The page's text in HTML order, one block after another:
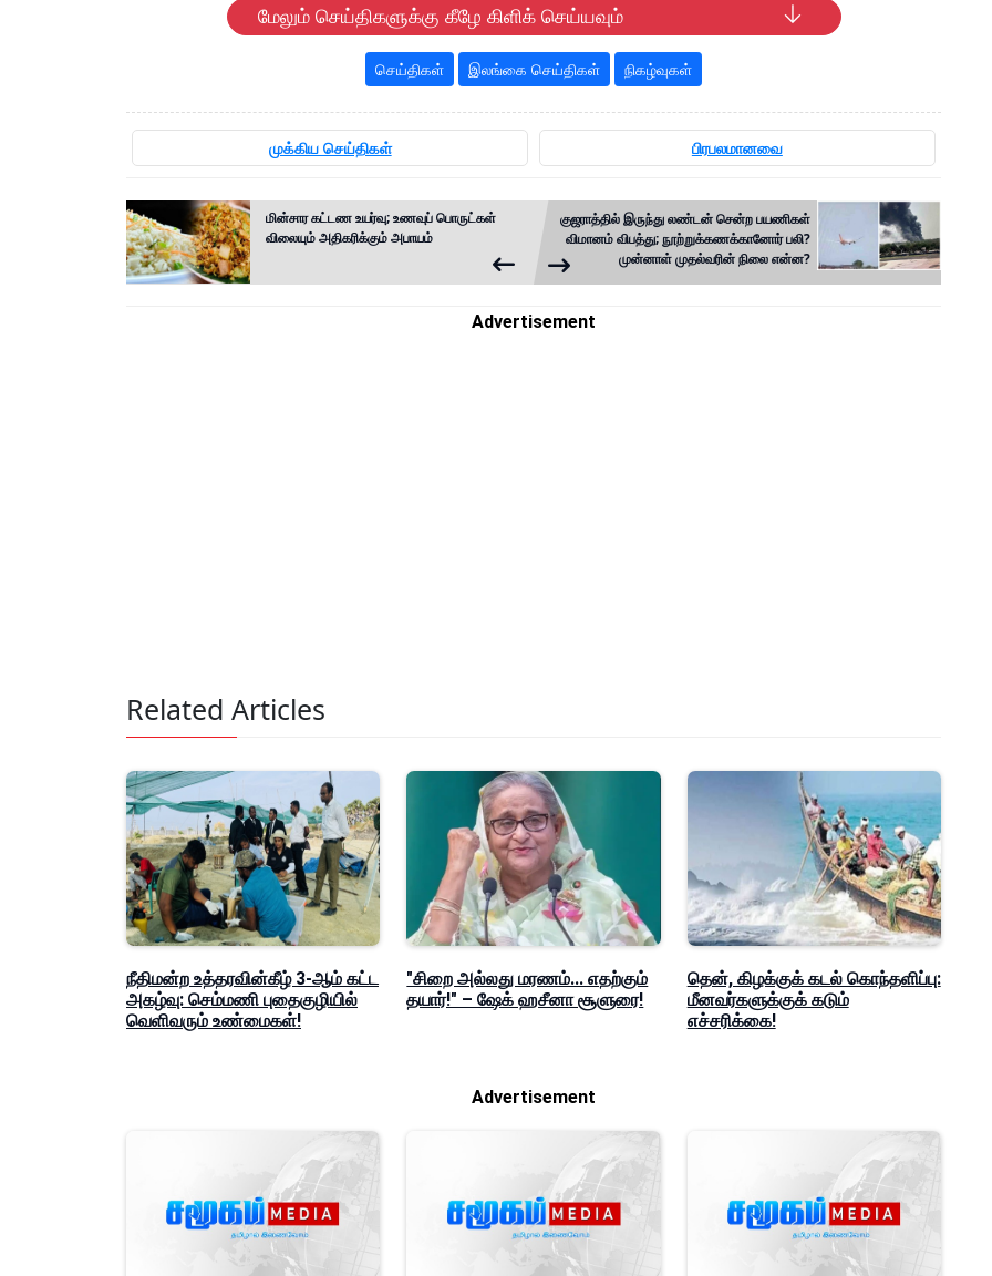
மேலும் செய்திகளுக்கு கீழே கிளிக் செய்யவும்
செய்திகள் இலங்கை செய்திகள் நிகழ்வுகள்
முக்கிய செய்திகள் பிரபலமானவை
மின்சார கட்டண உயர்வு; உணவுப் பொருட்கள்
விலையும் அதிகரிக்கும் அபாயம்
குஜராத்தில் இருந்து லண்டன் சென்ற பயணிகள்
விமானம் விபத்து; நூற்றுக்கணக்கானோர் பலி?
முன்னாள் முதல்வரின் நிலை என்ன?
Advertisement
Related Articles
நீதிமன்ற உத்தரவின்கீழ் 3-ஆம் கட்ட
அகழ்வு: செம்மணி புதைகுழியில்
வெளிவரும் உண்மைகள்!
"சிறை அல்லது மரணம்... எதற்கும்
தயார்!" – ஷேக் ஹசீனா சூளுரை!
தென், கிழக்குக் கடல் கொந்தளிப்பு:
மீனவர்களுக்குக் கடும்
எச்சரிக்கை!
Advertisement